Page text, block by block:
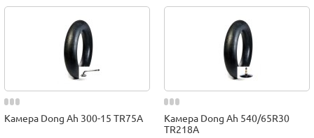
Камера Dong Ah 300-15 TR75A
Камера Dong Ah 540/65R30
TR218A